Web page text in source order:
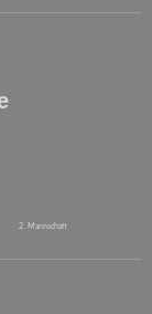
2. Mannschaft